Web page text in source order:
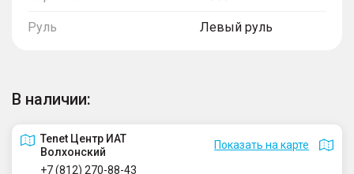
Руль Левый руль
В наличии:
Tenet Центр ИАТ
Волхонский
Показать на карте
+7 (812) 270-88-43